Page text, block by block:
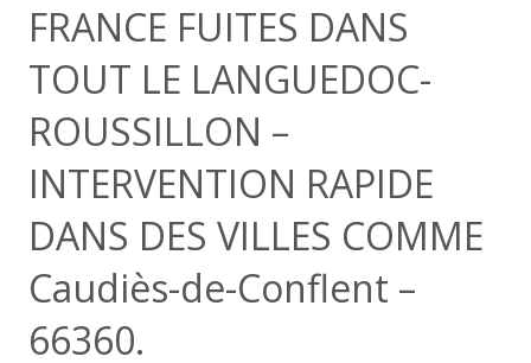
FRANCE FUITES DANS
TOUT LE LANGUEDOC-
ROUSSILLON –
INTERVENTION RAPIDE
DANS DES VILLES COMME
Caudiès-de-Conflent –
66360.